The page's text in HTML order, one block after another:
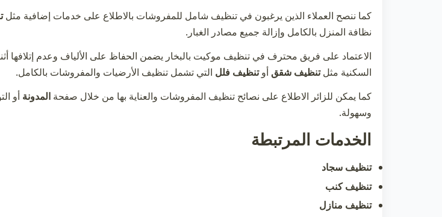
كما ننصح العملاء الذين يرغبون في تنظيف شامل للمفروشات بالاطلاع على خدمات إضافية مثل
نظافة المنزل بالكامل وإزالة جميع مصادر الغبار.
الاعتماد على فريق محترف في تنظيف موكيت بالبخار يضمن الحفاظ على الألياف وعدم
السكنية مثلتنظيف شقق أوتنظيف فلل التي تشمل تنظيف الأرضيات والمفروشات بالكامل.
كما يمكن للزائر الاطلاع على نصائح تنظيف المفروشات والعناية بها من خلال صفحة المدونة أو
وسهولة.
الخدمات المرتبطة
تنظيف سجاد
تنظيف كنب
تنظيف منازل